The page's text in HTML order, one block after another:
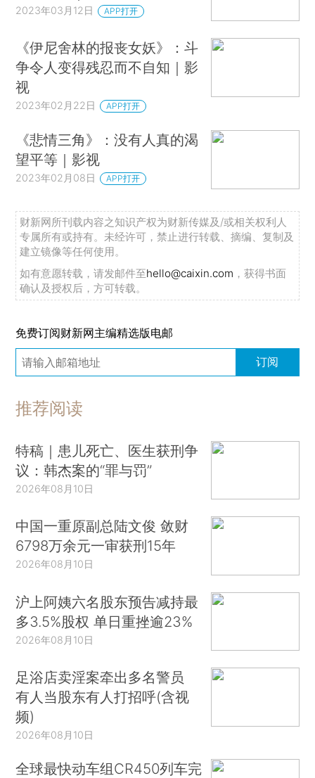
2023年03月12日 APP打开
《伊尼舍林的报丧女妖》：斗
争令人变得残忍而不自知｜影
视
2023年02月22日 APP打开
《悲情三角》：没有人真的渴
望平等｜影视
2023年02月08日 APP打开
财新网所刊载内容之知识产权为财新传媒及/或相关权利人
专属所有或持有。未经许可，禁止进行转载、摘编、复制及
建立镜像等任何使用。
如有意愿转载，请发邮件至hello@caixin.com ，获得书面
确认及授权后，方可转载。
免费订阅财新网主编精选版电邮
订阅
推荐阅读
特稿｜患儿死亡、医生获刑争
议：韩杰案的“罪与罚”
2026年08月10日
中国一重原副总陆文俊 敛财
6798万余元一审获刑15年
2026年08月10日
沪上阿姨六名股东预告减持最
多3.5%股权 单日重挫逾23%
2026年08月10日
足浴店卖淫案牵出多名警员
有人当股东有人打招呼(含视
频)
2026年08月10日
全球最快动车组CR450列车完